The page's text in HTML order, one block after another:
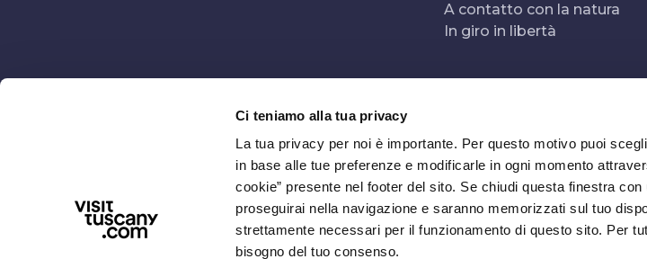
Ci teniamo alla tua privacy
La tua privacy per noi è importante. Per questo motivo puoi
in base alle tue preferenze e modificarle in ogni momento
cookie” presente nel footer del sito. Se chiudi questa finestra
proseguirai nella navigazione e saranno memorizzati sul tuo
strettamente necessari per il funzionamento di questo sito. Per
bisogno del tuo consenso.
A contatto con la natura
In giro in libertà